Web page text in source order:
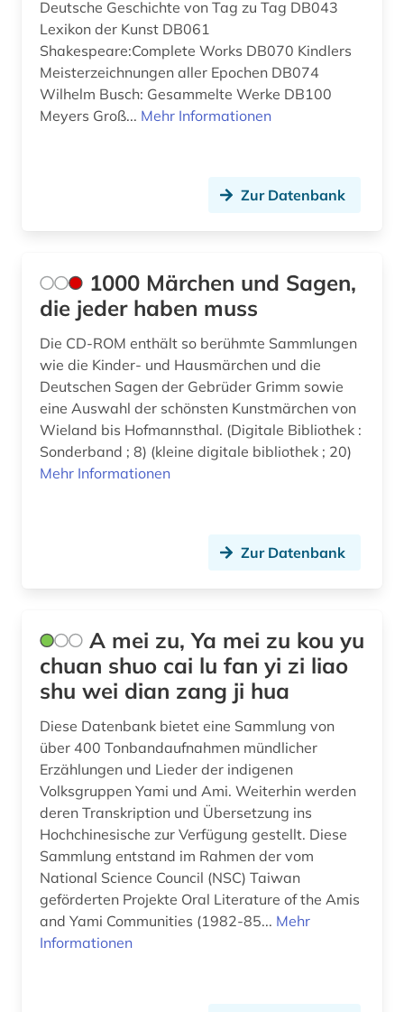
atlas (2)
audio recordings (1)
audiodatei (1)
balkanromanistik (2)
baudenkmal (1)
bayerisch schwaben (1)
bayern (3)
belgien (2)
belgische kunst (1)
berber (1)
bergen (norwegen) (1)
berufe (1)
bezeichnung (1)
bibliografie (20)
bibliographie (7)
bibliothek (1)
biblische studien (1)
Griechenland (Altertum) (3)
Großbritannien (8)
Hamburg (1)
Hessen (1)
Israel (6)
Italien (1)
Japan (3)
Jugoslawien (3)
Kanada (3)
Korea (1)
Kroatien (3)
Mecklenburg-Vorpommern (1)
Moldawien (2)
Montenegro (3)
Niederlande (3)
Niedersachsen (1)
Nordamerika (6)
Nordrhein-Westfalen (1)
Norwegen (10)
Deutsche Geschichte von Tag zu Tag DB043
Lexikon der Kunst DB061
Shakespeare:Complete Works DB070 Kindlers
Meisterzeichnungen aller Epochen DB074
Wilhelm Busch: Gesammelte Werke DB100
Meyers Groß... Mehr Informationen
Zur Datenbank
1000 Märchen und Sagen,
die jeder haben muss
Die CD-ROM enthält so berühmte Sammlungen
wie die Kinder- und Hausmärchen und die
Deutschen Sagen der Gebrüder Grimm sowie
eine Auswahl der schönsten Kunstmärchen von
Wieland bis Hofmannsthal. (Digitale Bibliothek :
Sonderband ; 8) (kleine digitale bibliothek ; 20)
Mehr Informationen
Zur Datenbank
A mei zu, Ya mei zu kou yu
chuan shuo cai lu fan yi zi liao
shu wei dian zang ji hua
Diese Datenbank bietet eine Sammlung von
über 400 Tonbandaufnahmen mündlicher
Erzählungen und Lieder der indigenen
Volksgruppen Yami und Ami. Weiterhin werden
deren Transkription und Übersetzung ins
Hochchinesische zur Verfügung gestellt. Diese
Sammlung entstand im Rahmen der vom
National Science Council (NSC) Taiwan
geförderten Projekte Oral Literature of the Amis
and Yami Communities (1982-85... Mehr
Informationen